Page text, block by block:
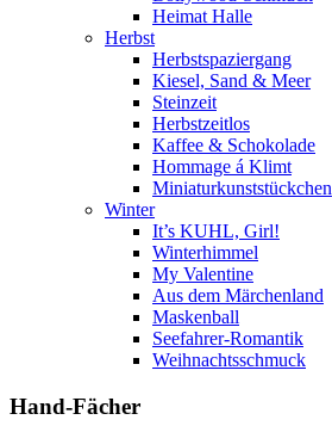
Heimat Halle
Herbst
Herbstspaziergang
Kiesel, Sand & Meer
Steinzeit
Herbstzeitlos
Kaffee & Schokolade
Hommage á Klimt
Miniaturkunststückchen
Winter
It’s KUHL, Girl!
Winterhimmel
My Valentine
Aus dem Märchenland
Maskenball
Seefahrer-Romantik
Weihnachtsschmuck
Hand-Fächer